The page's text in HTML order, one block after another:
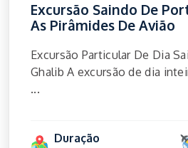
Excursão Saindo De
As Pirâmides De Avião
Excursão Particular De Dia
Ghalib A excursão de dia
...
Duração